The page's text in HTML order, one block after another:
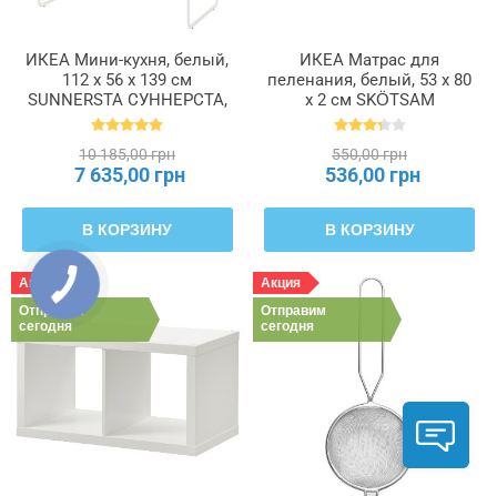
ИКЕА Мини-кухня, белый,
112 x 56 x 139 см
SUNNERSTA СУННЕРСТА,
903.020.79
10 185,00 грн
7 635,00 грн
В КОРЗИНУ
ИКЕА Матрас для
пеленания, белый, 53 x 80
x 2 см SKÖTSAM
СКЁТСАМ, 502.517.98
550,00 грн
536,00 грн
В КОРЗИНУ
Акция
Отправим
сегодня
Акция
Отправим
сегодня